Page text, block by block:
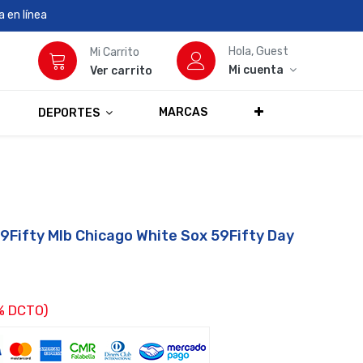
en línea
Mi Carrito
Ver carrito
Hola, Guest
Mi cuenta
DEPORTES MARCAS
Mlb Chicago White Sox 59Fifty Day
DCTO)